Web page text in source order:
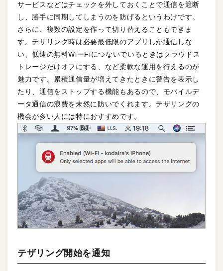
サービスなどはチェックを外しておくことで通信を遮断
し、勝手に同期してしまうのを防げるというわけです。
さらに、複数の設定を作って切り替えることもできま
す。テザリング時は必要最低限のアプリしか通信しな
い、低速の無料WiーFiにつないでいるときはクラウドス
トレージだけオフにする、など柔軟な運用を行えるのが
魅力です。累積通信量が増えてきたときに警告を表示し
たり、通信をストップする機能もあるので、モバイルデ
ータ通信の浪費を未然に防いでくれます。テザリングの
機会が多い人には特におすすめです。
テザリング開始を通知